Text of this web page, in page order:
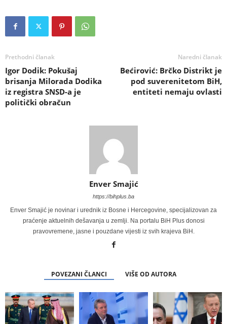
Prethodni članak
Igor Dodik: Pokušaj
brisanja Milorada Dodika
iz registra SNSD-a je
politički obračun
Naredni članak
Bećirović: Brčko Distrikt je
pod suverenitetom BiH,
entiteti nemaju ovlasti
Enver Smajić
https://bihplus.ba
Enver Smajić je novinar i urednik iz Bosne i Hercegovine, specijalizovan za
praćenje aktuelnih dešavanja u zemlji. Na portalu BiH Plus donosi
pravovremene, jasne i pouzdane vijesti iz svih krajeva BiH.
POVEZANI ČLANCI VIŠE OD AUTORA